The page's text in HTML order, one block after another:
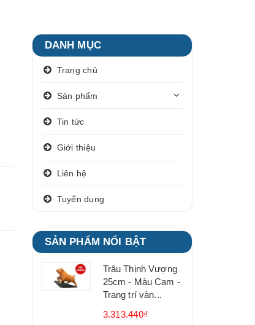
DANH MỤC
Trang chủ
Sản phẩm
Tin tức
Giới thiệu
Liên hệ
Tuyển dụng
SẢN PHẨM NỔI BẬT
Trâu Thịnh Vượng
25cm - Màu Cam -
Trang trí vàn...
3.313.440₫